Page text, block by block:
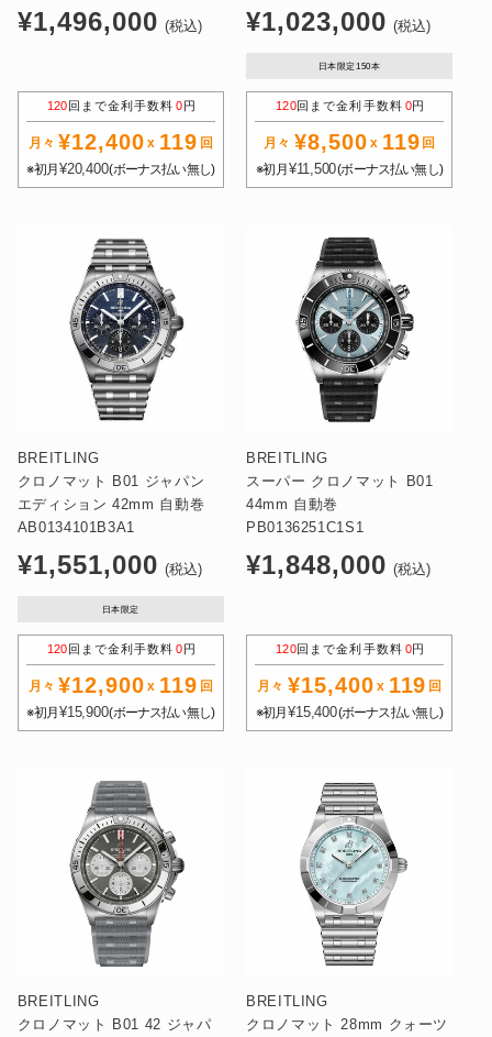
通
格
¥1,496,000 (税込)
120回まで金利手数料 0円
月々 ¥12,400 x 119 回
※初月 ¥20,400(ボーナス払い無し)
通
格
¥1,023,000 (税込)
日本限定150本
120回まで金利手数料 0円
月々 ¥8,500 x 119 回
※初月 ¥11,500(ボーナス払い無し)
BREITLING
クロノマット B01 ジャパン
エディション 42mm 自動巻
AB0134101B3A1
通
格
¥1,551,000 (税込)
日本限定
120回まで金利手数料 0円
月々 ¥12,900 x 119 回
※初月 ¥15,900(ボーナス払い無し)
BREITLING
スーパー クロノマット B01
44mm 自動巻
PB0136251C1S1
通
格
¥1,848,000 (税込)
120回まで金利手数料 0円
月々 ¥15,400 x 119 回
※初月 ¥15,400(ボーナス払い無し)
BREITLING
クロノマット B01 42 ジャパ
BREITLING
クロノマット 28mm クォーツ